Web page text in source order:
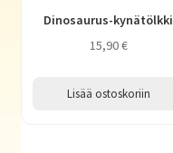
Dinosaurus-kynätölkki
15,90€
Lisää ostoskoriin